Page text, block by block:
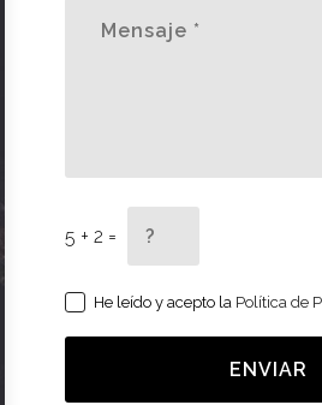
5 + 2 =
He leído y acepto la Política de
ENVIAR